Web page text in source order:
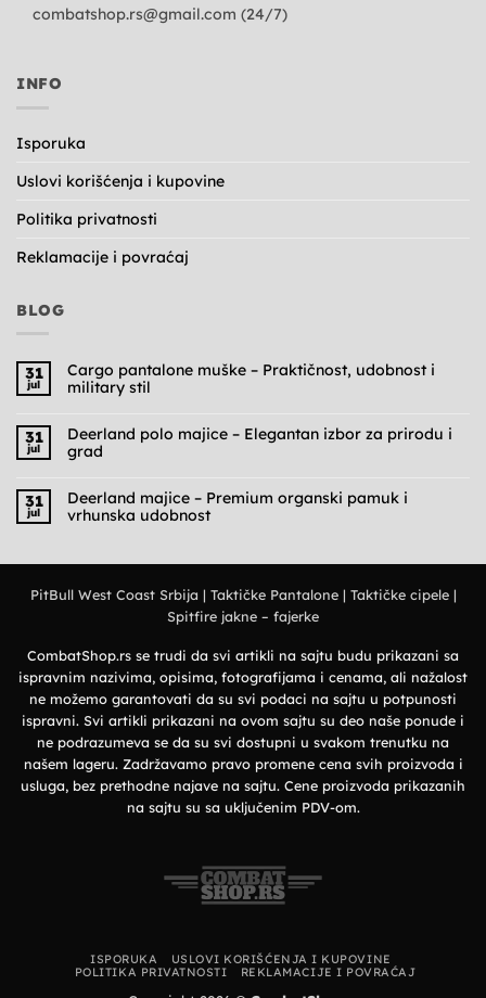
combatshop.rs@gmail.com (24/7)
INFO
Isporuka
Uslovi korišćenja i kupovine
Politika privatnosti
Reklamacije i povraćaj
BLOG
31
jul
Cargo pantalone muške – Praktičnost, udobnost i
military stil
na
Cargo
pantalone
muške
Praktičnost,
udobnost
i
military
31
jul
Deerland polo majice – Elegantan izbor za prirodu i
grad
na
Deerland
polo
izbor
prirodu
i
31
jul
Deerland majice – Premium organski pamuk i
vrhunska udobnost
–
vrhunska
udobnost
PitBull West Coast Srbija | Taktičke Pantalone| Taktičke cipele|
Spitfire jakne – fajerke
CombatShop.rs se trudi da svi artikli na sajtu budu prikazani sa
ispravnim nazivima, opisima, fotografijama i cenama, ali nažalost
ne možemo garantovati da su svi podaci na sajtu u potpunosti
ispravni. Svi artikli prikazani na ovom sajtu su deo naše ponude i
ne podrazumeva se da su svi dostupni u svakom trenutku na
našem lageru. Zadržavamo pravo promene cena svih proizvoda i
usluga, bez prethodne najave na sajtu. Cene proizvoda prikazanih
na sajtu su sa uključenim PDV-om.
ISPORUKA
USLOVI KORIŠĆENJA I KUPOVINE
POLITIKA PRIVATNOSTI
REKLAMACIJE I POVRAĆAJ